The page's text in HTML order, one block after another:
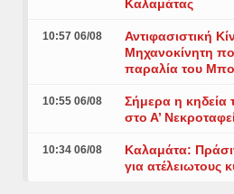
Καλαμάτας
10:57 06/08
Αντιφασιστική
Μηχανοκίνητη
παραλία του
10:55 06/08
Σήμερα η κηδεία
στο Α’
10:34 06/08
Καλαμάτα:
για ατέλειωτους